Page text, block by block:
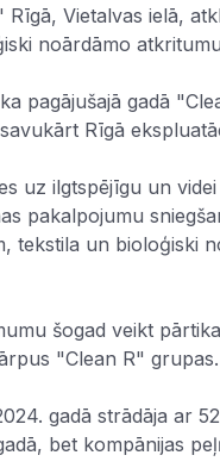
Rīgā, Vietalvas ielā,
noārdāmo
pagājušajā gadā
Rīgā
uz ilgtspējīgu un
pakalpojumu
tekstila un bioloģiski
šogad veikt
"Clean R" grupas.
gadā strādāja ar
bet kompānijas